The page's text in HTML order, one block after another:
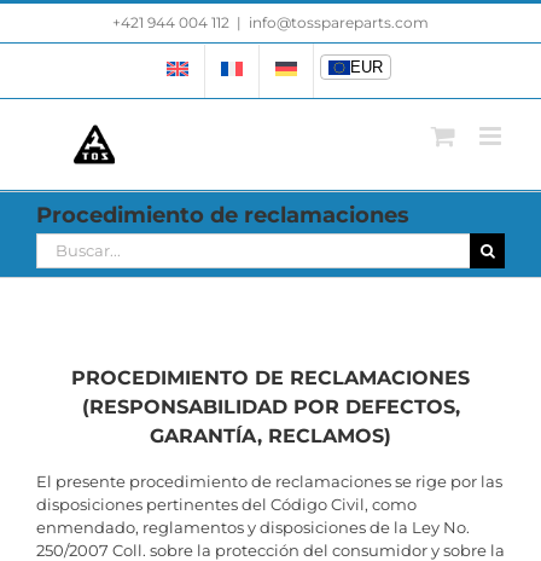
Saltar
+421 944 004 112 | info@tosspareparts.com
EUR
Procedimiento de reclamaciones
Buscar:
PROCEDIMIENTO DE RECLAMACIONES
(RESPONSABILIDAD POR DEFECTOS,
GARANTÍA, RECLAMOS)
El presente procedimiento de reclamaciones se rige por las
disposiciones pertinentes del Código Civil, como
enmendado, reglamentos y disposiciones de la Ley No.
250/2007 Coll. sobre la protección del consumidor y sobre la